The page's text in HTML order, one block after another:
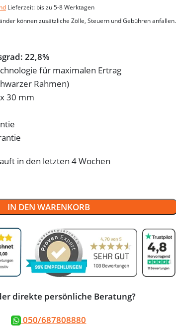
Lieferzeit: bis zu 5-8 Werktagen
können zusätzliche Zölle, Steuern und Gebühren anfallen.
22,8%
für maximalen Ertrag
Rahmen)
30 mm
in den letzten 4 Wochen
IN DEN WARENKORB
direkte persönliche Beratung?
050/687808880